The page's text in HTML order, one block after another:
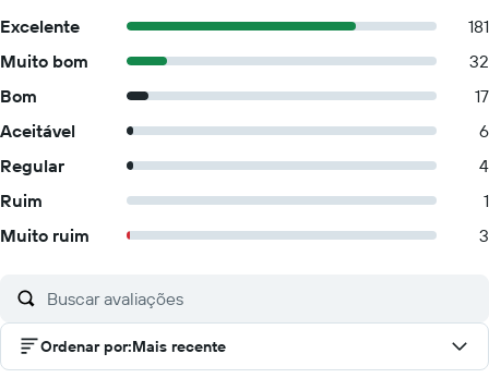
Excelente
181
Muito bom
32
Bom
17
Aceitável
6
Regular
4
Ruim
1
Muito ruim
3
Ordenar por:Mais recente